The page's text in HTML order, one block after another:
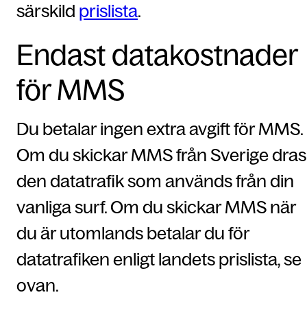
särskild prislista.
Endast datakostnader
för MMS
Du betalar ingen extra avgift för MMS.
Om du skickar MMS från Sverige dras
den datatrafik som används från din
vanliga surf. Om du skickar MMS när
du är utomlands betalar du för
datatrafiken enligt landets prislista, se
ovan.